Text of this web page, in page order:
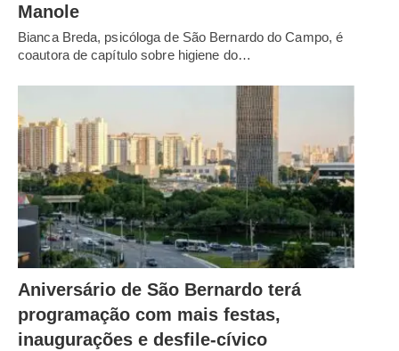
Manole
Bianca Breda, psicóloga de São Bernardo do Campo, é
coautora de capítulo sobre higiene do…
Aniversário de São Bernardo terá
programação com mais festas,
inaugurações e desfile-cívico